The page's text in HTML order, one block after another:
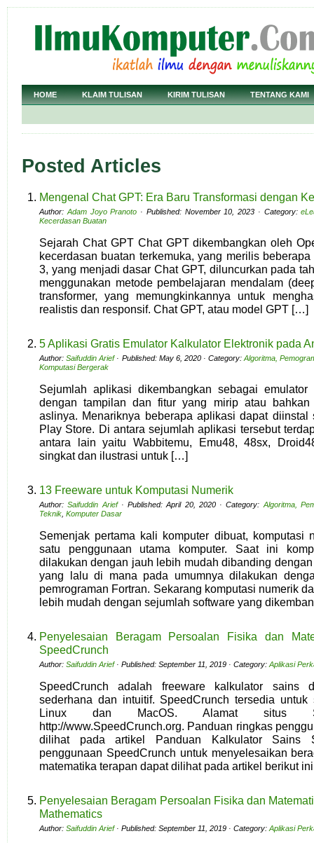
HOME KLAIM TULISAN KIRIM TULISAN TENTANG KAMI
Posted Articles
Mengenal Chat GPT: Era Baru Transformasi dengan
Author: Adam Joyo Pranoto · Published: November 10, 2023 · Category:
Kecerdasan Buatan
Sejarah Chat GPT Chat GPT dikembangkan oleh
kecerdasan buatan terkemuka, yang merilis
3, yang menjadi dasar Chat GPT, diluncurkan pada
menggunakan metode pembelajaran mendalam
transformer, yang memungkinkannya untuk
realistis dan responsif. Chat GPT, atau model GPT […]
5 Aplikasi Gratis Emulator Kalkulator Elektronik pada
Author:Saifuddin Arief· Published: May 6, 2020 · Category:Algoritma,
Komputasi Bergerak
Sejumlah aplikasi dikembangkan sebagai
dengan tampilan dan fitur yang mirip atau bahkan
aslinya. Menariknya beberapa aplikasi dapat diinstal
Play Store. Di antara sejumlah aplikasi tersebut
antara lain yaitu Wabbitemu, Emu48, 48sx,
singkat dan ilustrasi untuk […]
13 Freeware untuk Komputasi Numerik
Author:Saifuddin Arief· Published: April 20, 2020 · Category: Algoritma,
Teknik Komputer Dasar
Semenjak pertama kali komputer dibuat, komputasi
satu penggunaan utama komputer. Saat ini
dilakukan dengan jauh lebih mudah dibanding
yang lalu di mana pada umumnya dilakukan
pemrograman Fortran. Sekarang komputasi numerik
lebih mudah dengan sejumlah software yang
Penyelesaian Beragam Persoalan Fisika dan
SpeedCrunch
Author: Saifuddin Arief· Published: September 11, 2019 · Category: Aplikasi
SpeedCrunch adalah freeware kalkulator sains
sederhana dan intuitif. SpeedCrunch tersedia untuk
Linux dan MacOS. Alamat situs
http://www.SpeedCrunch.org. Panduan ringkas
dilihat pada artikel Panduan Kalkulator Sains
penggunaan SpeedCrunch untuk menyelesaikan
matematika terapan dapat dilihat pada artikel berikut
Penyelesaian Beragam Persoalan Fisika dan
Mathematics
Author: Saifuddin Arief· Published: September 11, 2019 · Category: Aplikasi